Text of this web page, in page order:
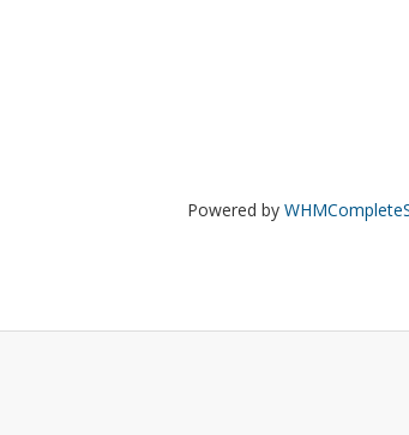
Powered by